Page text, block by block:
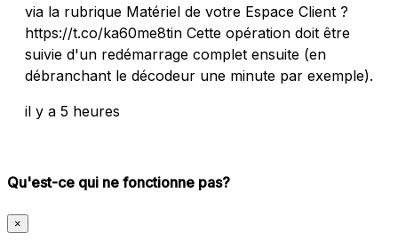
via la rubrique Matériel de votre Espace Client ?
https://t.co/ka60me8tin Cette opération doit être
suivie d'un redémarrage complet ensuite (en
débranchant le décodeur une minute par exemple).
il y a 5 heures
Qu'est-ce qui ne fonctionne pas?
×